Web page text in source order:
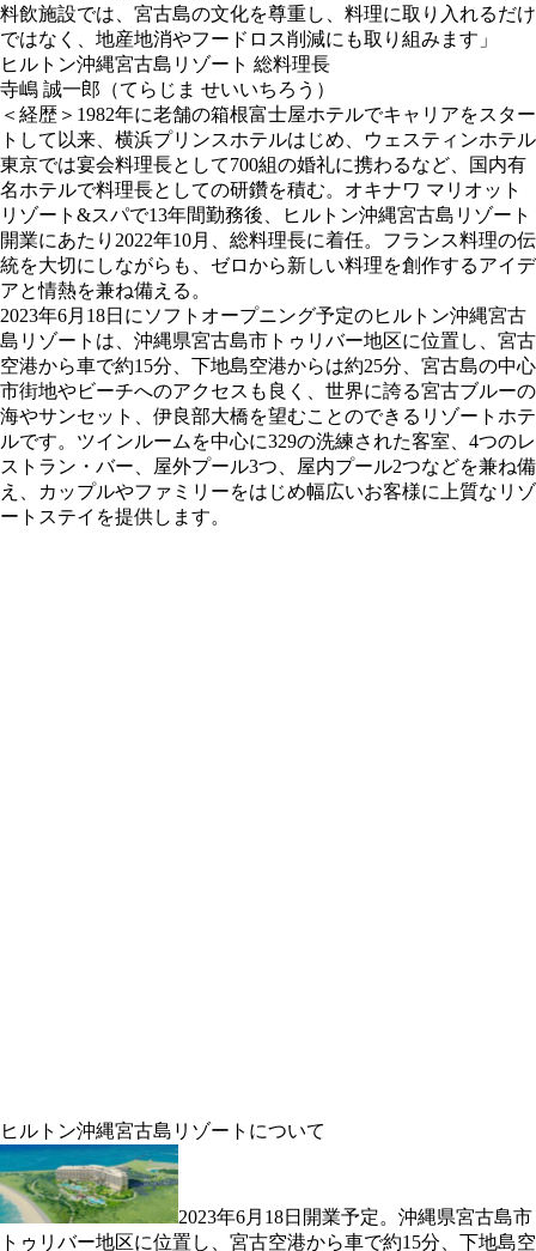
料飲施設では、宮古島の文化を尊重し、料理に取り入れるだけ
ではなく、地産地消やフードロス削減にも取り組みます」
ヒルトン沖縄宮古島リゾート 総料理長
寺嶋 誠一郎（てらじま せいいちろう）
＜経歴＞1982年に老舗の箱根富士屋ホテルでキャリアをスター
トして以来、横浜プリンスホテルはじめ、ウェスティンホテル
東京では宴会料理長として700組の婚礼に携わるなど、国内有
名ホテルで料理長としての研鑽を積む。オキナワ マリオット
リゾート&スパで13年間勤務後、ヒルトン沖縄宮古島リゾート
開業にあたり2022年10月、総料理長に着任。フランス料理の伝
統を大切にしながらも、ゼロから新しい料理を創作するアイデ
アと情熱を兼ね備える。
2023年6月18日にソフトオープニング予定のヒルトン沖縄宮古
島リゾートは、沖縄県宮古島市トゥリバー地区に位置し、宮古
空港から車で約15分、下地島空港からは約25分、宮古島の中心
市街地やビーチへのアクセスも良く、世界に誇る宮古ブルーの
海やサンセット、伊良部大橋を望むことのできるリゾートホテ
ルです。ツインルームを中心に329の洗練された客室、4つのレ
ストラン・バー、屋外プール3つ、屋内プール2つなどを兼ね備
え、カップルやファミリーをはじめ幅広いお客様に上質なリゾ
ートステイを提供します。
ヒルトン沖縄宮古島リゾートについて
2023年6月18日開業予定。沖縄県宮古島市
トゥリバー地区に位置し、宮古空港から車で約15分、下地島空